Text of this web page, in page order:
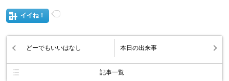
イイね！
どーでもいいはなし 本日の出来事
記事一覧